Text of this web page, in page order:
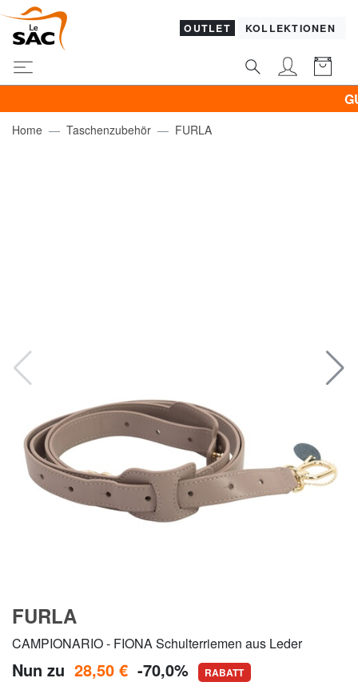
OUTLET KOLLEKTIONEN
Home Taschenzubehör FURLA
FURLA
CAMPIONARIO - FIONA Schulterriemen aus Leder
Nun zu 28,50 € -70,0% RABATT